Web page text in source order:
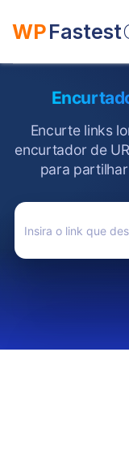
WPFastest
Encurte links
encurtador de
para